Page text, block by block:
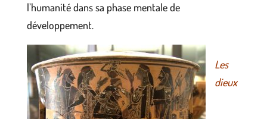
l’humanité dans sa phase mentale de
développement.
Les
dieux